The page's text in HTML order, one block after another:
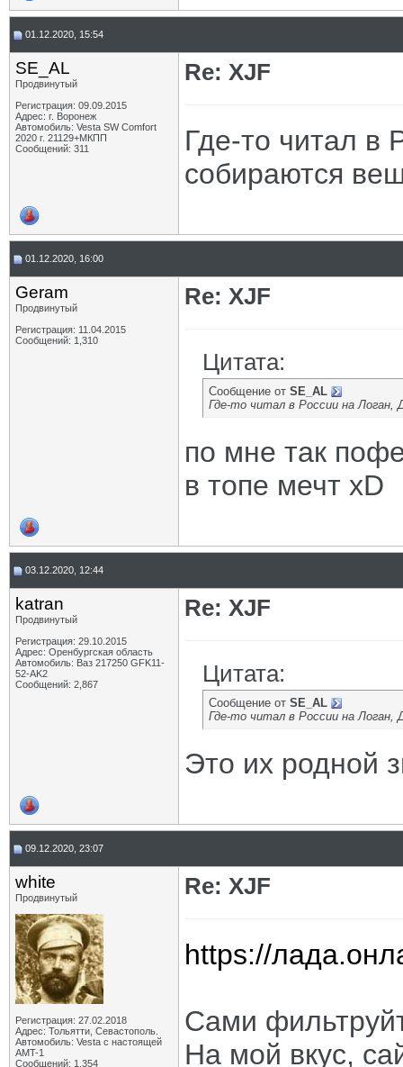
01.12.2020, 15:54
SE_AL
Продвинутый
Регистрация: 09.09.2015
Адрес: г. Воронеж
Автомобиль: Vesta SW Comfort
2020 г. 21129+МКПП
Сообщений: 311
Re: XJF
Где-то читал в
собираются
01.12.2020, 16:00
Geram
Продвинутый
Регистрация: 11.04.2015
Сообщений: 1,310
Re: XJF
Цитата:
Сообщение от SE_AL
Где-то читал в России на Логан,
по мне так
в топе мечт xD
03.12.2020, 12:44
katran
Продвинутый
Регистрация: 29.10.2015
Адрес: Оренбургская область
Автомобиль: Ваз 217250 GFK11-
52-AK2
Сообщений: 2,867
Re: XJF
Цитата:
Сообщение от SE_AL
Где-то читал в России на Логан,
Это их родной
09.12.2020, 23:07
white
Продвинутый
Регистрация: 27.02.2018
Адрес: Тольятти, Севастополь.
Автомобиль: Vesta с настоящей
AMT-1
Сообщений: 1,354
Re: XJF
https://
Сами
На мой вкус,